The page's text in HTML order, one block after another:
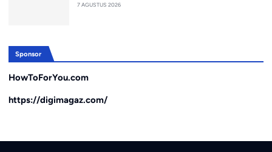
7 AGUSTUS 2026
Sponsor
HowToForYou.com
https://digimagaz.com/